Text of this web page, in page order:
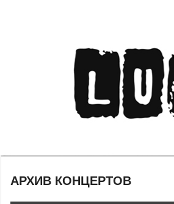
АРХИВ КОНЦЕРТОВ